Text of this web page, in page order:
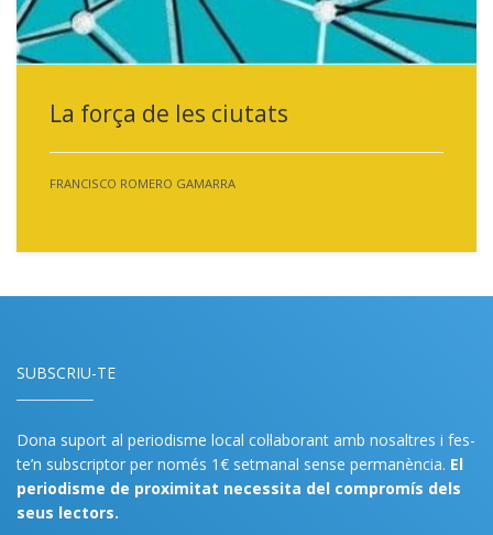
La força de les ciutats
FRANCISCO ROMERO GAMARRA
SUBSCRIU-TE
Dona suport al periodisme local col·laborant amb nosaltres i fes-
te’n subscriptor per només 1€ setmanal sense permanència. El
periodisme de proximitat necessita del compromís dels
seus lectors.